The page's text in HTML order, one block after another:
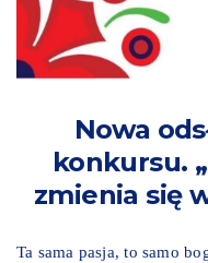
Nowa
konkursu.
zmienia się
Ta sama pasja, to samo